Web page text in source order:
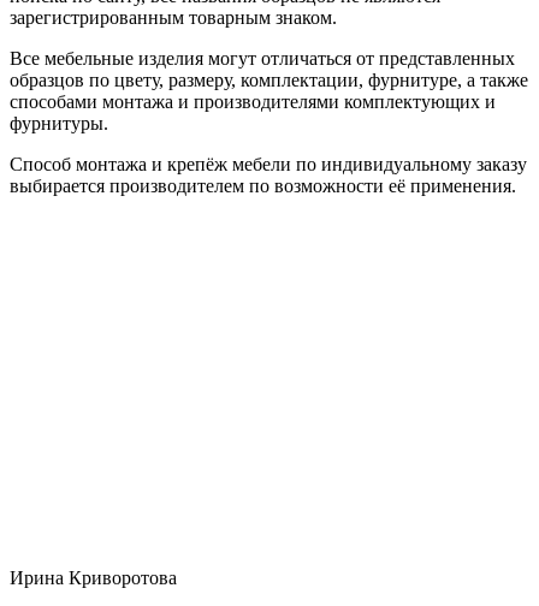
зарегистрированным товарным знаком.
Все мебельные изделия могут отличаться от представленных
образцов по цвету, размеру, комплектации, фурнитуре, а также
способами монтажа и производителями комплектующих и
фурнитуры.
Способ монтажа и крепёж мебели по индивидуальному заказу
выбирается производителем по возможности её применения.
Ирина Криворотова